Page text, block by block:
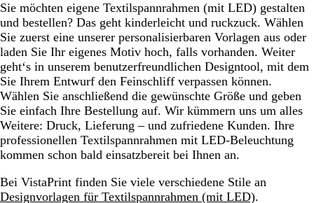
Sie möchten eigene Textilspannrahmen (mit LED) gestalten
und bestellen? Das geht kinderleicht und ruckzuck. Wählen
Sie zuerst eine unserer personalisierbaren Vorlagen aus oder
laden Sie Ihr eigenes Motiv hoch, falls vorhanden. Weiter
geht‘s in unserem benutzerfreundlichen Designtool, mit dem
Sie Ihrem Entwurf den Feinschliff verpassen können.
Wählen Sie anschließend die gewünschte Größe und geben
Sie einfach Ihre Bestellung auf. Wir kümmern uns um alles
Weitere: Druck, Lieferung – und zufriedene Kunden. Ihre
professionellen Textilspannrahmen mit LED-Beleuchtung
kommen schon bald einsatzbereit bei Ihnen an.
Bei VistaPrint finden Sie viele verschiedene Stile an
Designvorlagen für Textilspannrahmen (mit LED).